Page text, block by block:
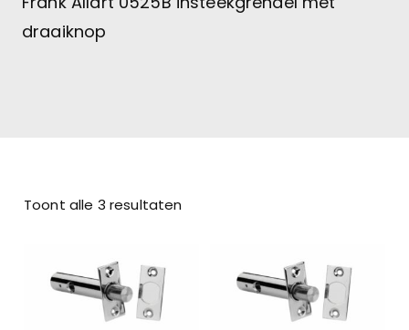
draaiknop
Toont alle 3 resultaten